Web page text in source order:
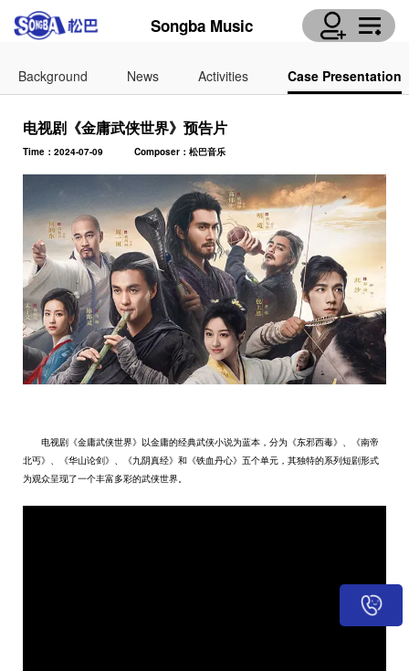
Songba Music
Background News Activities Case Presentation
电视剧《金庸武侠世界》预告片
Time：2024-07-09 Composer：松巴音乐
电视剧《金庸武侠世界》以金庸的经典武侠小说为蓝本，分为《东邪西毒》、《南帝
北丐》、《华山论剑》、《九阴真经》和《铁血丹心》五个单元，其独特的系列短剧形式
为观众呈现了一个丰富多彩的武侠世界。